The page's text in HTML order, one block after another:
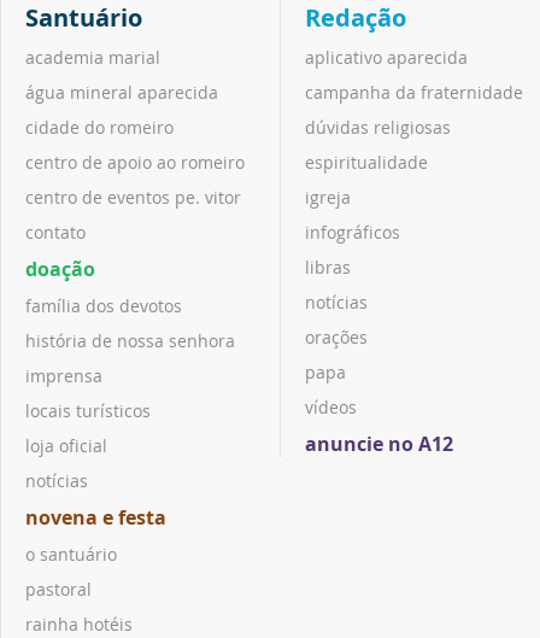
Santuário
academia marial
água mineral aparecida
cidade do romeiro
centro de apoio ao romeiro
centro de eventos pe. vitor
contato
doação
família dos devotos
história de nossa senhora
imprensa
locais turísticos
loja oficial
notícias
novena e festa
o santuário
pastoral
rainha hotéis
Redação
aplicativo aparecida
campanha da fraternidade
dúvidas religiosas
espiritualidade
igreja
infográficos
libras
notícias
orações
papa
vídeos
anuncie no A12